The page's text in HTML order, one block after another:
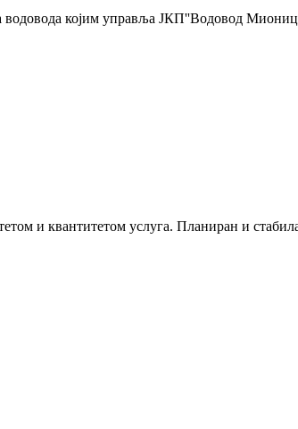
којим управља ЈКП''Водовод
и квантитетом услуга. Планиран и